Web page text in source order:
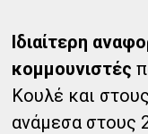
Ιδιαίτερη
κομμουνιστές
Κουλέ και
ανάμεσα στους